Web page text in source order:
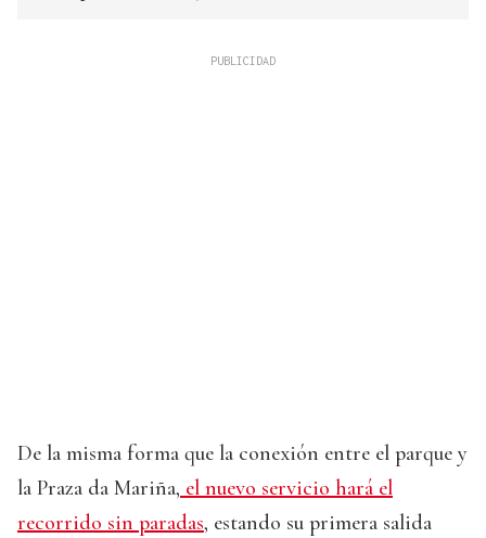
De la misma forma que la conexión entre el parque y
la Praza da Mariña, el nuevo servicio hará el
recorrido sin paradas, estando su primera salida